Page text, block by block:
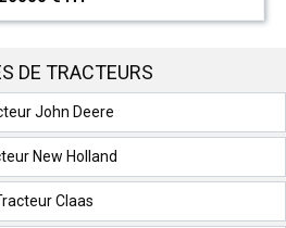
DE TRACTEURS
John Deere
New Holland
Claas